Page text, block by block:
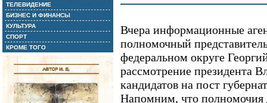
ТЕЛЕВИДЕНИЕ
БИЗНЕС И ФИНАНСЫ
КУЛЬТУРА
СПОРТ
КРОМЕ ТОГО
Вчера информационные
полномочный
федеральном округе
рассмотрение президента
кандидатов на пост
Напомним, что полномочия